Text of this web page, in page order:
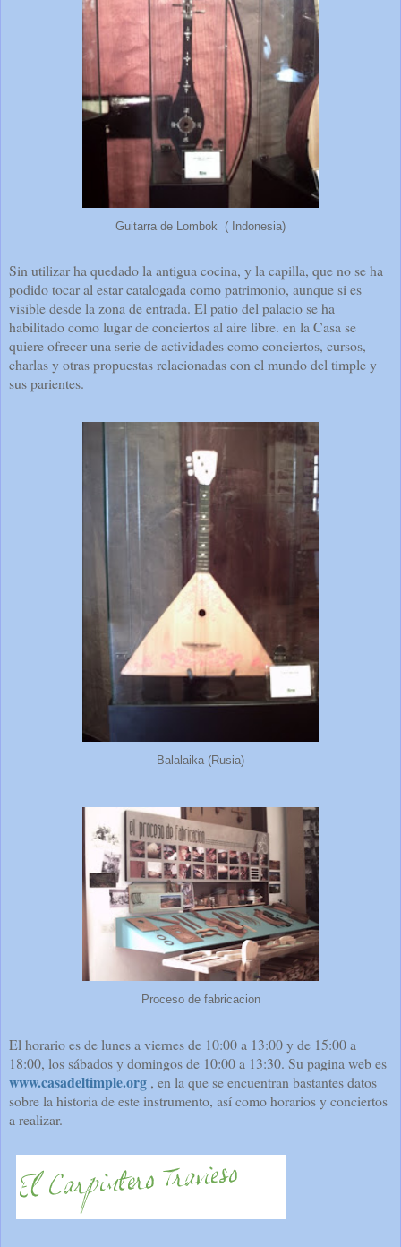
Guitarra de Lombok ( Indonesia)
Sin utilizar ha quedado la antigua cocina, y la capilla, que no se ha
podido tocar al estar catalogada como patrimonio, aunque si es
visible desde la zona de entrada. El patio del palacio se ha
habilitado como lugar de conciertos al aire libre. en la Casa se
quiere ofrecer una serie de actividades como conciertos, cursos,
charlas y otras propuestas relacionadas con el mundo del timple y
sus parientes.
Balalaika (Rusia)
Proceso de fabricacion
El horario es de lunes a viernes de 10:00 a 13:00 y de 15:00 a
18:00, los sábados y domingos de 10:00 a 13:30. Su pagina web es
www.casadeltimple.org , en la que se encuentran bastantes datos
sobre la historia de este instrumento, así como horarios y conciertos
a realizar.